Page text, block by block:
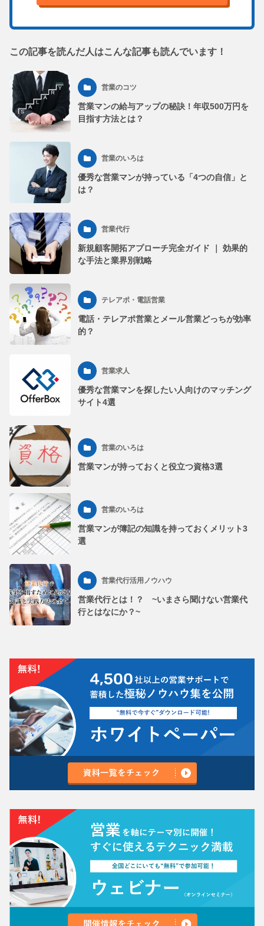
この記事を読んだ人はこんな記事も読んでいます！
営業のコツ
営業マンの給与アップの秘訣！年収500万円を
目指す方法とは？
営業のいろは
優秀な営業マンが持っている「4つの自信」と
は？
営業代行
新規顧客開拓アプローチ完全ガイド ｜ 効果的
な手法と業界別戦略
テレアポ・電話営業
電話・テレアポ営業とメール営業どっちが効率
的？
営業求人
優秀な営業マンを探したい人向けのマッチング
サイト4選
営業のいろは
営業マンが持っておくと役立つ資格3選
営業のいろは
営業マンが簿記の知識を持っておくメリット3
選
営業代行活用ノウハウ
営業代行とは！？ ~いまさら聞けない営業代
行とはなにか？~